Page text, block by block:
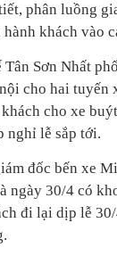
phân luồng
khách vào
Sơn Nhất
cho hai
cho xe
nghỉ lễ sắp tới.
đốc bến xe
ngày 30/4 có
đi lại dịp lễ